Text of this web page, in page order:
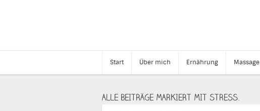
Start Über mich Ernährung Massage
ALLE BEITRÄGE MARKIERT MIT STRESS.